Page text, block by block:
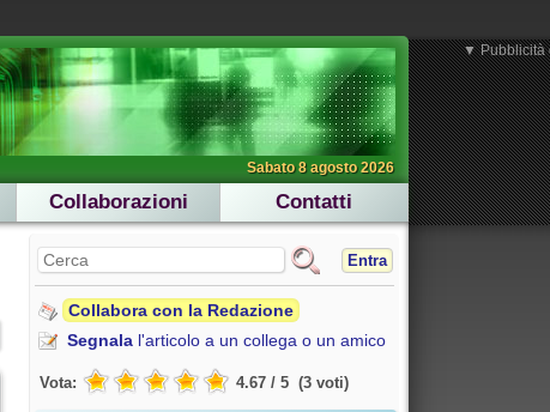
Sabato 8 agosto 2026
Collaborazioni Contatti
Entra
Collabora con la Redazione
Segnala l'articolo a un collega o un amico
Vota: 4.67 / 5 (3 voti)
▼ Pubblicità